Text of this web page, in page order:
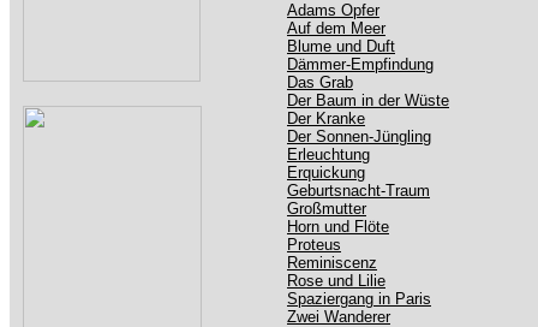
Adams Opfer
Auf dem Meer
Blume und Duft
Dämmer-Empfindung
Das Grab
Der Baum in der Wüste
Der Kranke
Der Sonnen-Jüngling
Erleuchtung
Erquickung
Geburtsnacht-Traum
Großmutter
Horn und Flöte
Proteus
Reminiscenz
Rose und Lilie
Spaziergang in Paris
Zwei Wanderer